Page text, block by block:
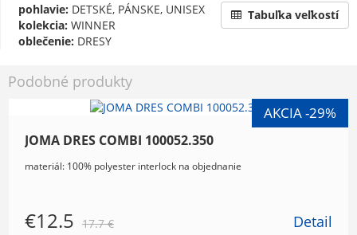
Tabuľka veľkostí
pohlavie: DETSKÉ, PÁNSKE, UNISEX
kolekcia: WINNER
oblečenie: DRESY
Podobné produkty
JOMA DRES COMBI 100052.350
materiál: 100% polyester interlock na objednanie
€12.5 17.7 € Detail